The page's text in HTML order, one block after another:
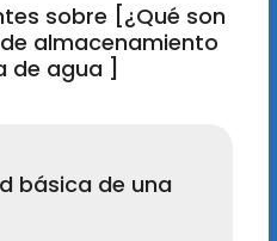
sobre [¿Qué son
almacenamiento
agua ]
básica de una